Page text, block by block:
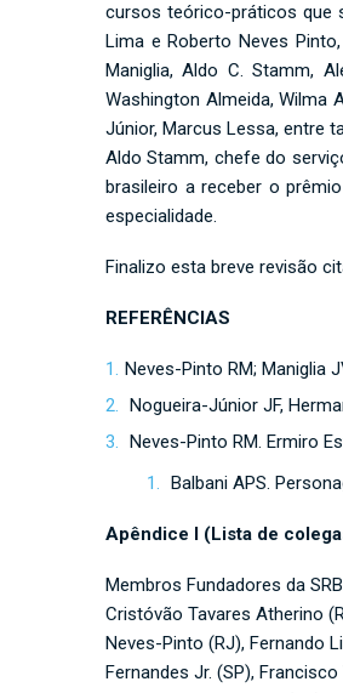
cursos teórico-práticos que
Lima e Roberto Neves
Maniglia, Aldo C. Stamm,
Washington Almeida, Wilma
Júnior, Marcus Lessa, entre
Aldo Stamm, chefe do
brasileiro a receber o
especialidade.
Finalizo esta breve revisão
REFERÊNCIAS
Neves-Pinto RM; Maniglia
Nogueira-Júnior JF,
Neves-Pinto RM. Ermiro
Balbani APS.
Apêndice I (Lista de
Membros Fundadores da
Cristóvão Tavares Atherino
Neves-Pinto (RJ), Fernando
Fernandes Jr. (SP),